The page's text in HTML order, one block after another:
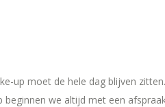
up moet de hele dag blijven
beginnen we altijd met een